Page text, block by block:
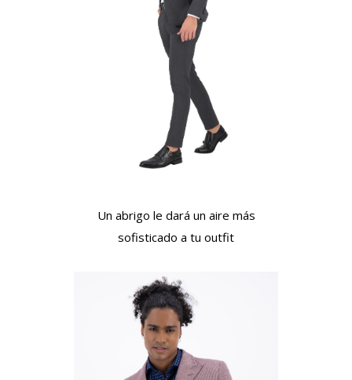
Un abrigo le dará un aire más
sofisticado a tu outfit